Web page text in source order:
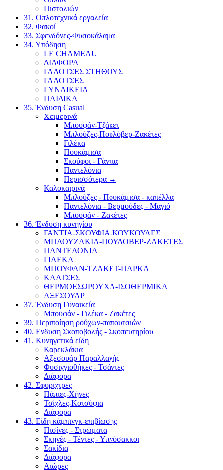
Πιστολιών
31. Οπλοτεχνικά εργαλεία
32. Φακοί
33. Σφενδόνες-Φυσοκάλαμα
34. Υπόδηση
LE CHAMEAU
ΔΙΑΦΟΡΑ
ΓΑΛΟΤΣΕΣ ΣΤΗΘΟΥΣ
ΓΑΛΟΤΣΕΣ
ΓΥΝΑΙΚΕΙΑ
ΠΑΙΔΙΚΑ
35. Ένδυση Casual
Χειμερινά
Μπουφάν-Τζάκετ
Μπλούζες-Πουλόβερ-Ζακέτες
Γιλέκα
Πουκάμισα
Σκούφοι - Γάντια
Παντελόνια
Περισσότερα →
Καλοκαιρινά
Μπλούζες - Πουκάμισα - καπέλλα
Παντελόνια - Βερμούδες - Μαγιό
Μπουφάν - Ζακέτες
36. Ένδυση κυνηγίου
ΓΑΝΤΙΑ-ΣΚΟΥΦΙΑ-ΚΟΥΚΟΥΛΕΣ
ΜΠΛΟΥΖΑΚΙΑ-ΠΟΥΛΟΒΕΡ-ΖΑΚΕΤΕΣ
ΠΑΝΤΕΛΟΝΙΑ
ΓΙΛΕΚΑ
ΜΠΟΥΦΑΝ-ΤΖΑΚΕΤ-ΠΑΡΚΑ
ΚΑΛΤΣΕΣ
ΘΕΡΜΟΕΣΩΡΟΥΧΑ-ΙΣΟΘΕΡΜΙΚΑ
ΑΞΕΣΟΥΑΡ
37. Ένδυση Γυναικεία
Μπουφάν - Γιλέκα - Ζακέτες
39. Περιποίηση ρούχων-παπουτσιών
40. Ενδυση Σκοποβολής - Σκοπευτηρίου
41. Κυνηγετικά είδη
Καρεκλάκια
Αξεσουάρ Παραλλαγής
Φυσιγγιοθήκες - Τσάντες
Διάφορα
42. Σφυριχτρες
Πάπιες-Χήνες
Τσίχλες-Κοτσύφια
Διάφορα
43. Είδη κάμπινγκ-επιβίωσης
Πισίνες - Στρώματα
Σκηνές - Τέντες - Υπνόσακκοι
Σακίδια
Διάφορα
Αιώρες